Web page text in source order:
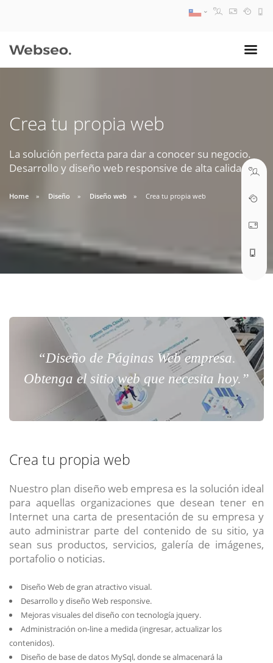
Crea tu propia web
La solución perfecta para dar a conocer su negocio.
Desarrollo y diseño web responsive de alta calidad.
Home Diseño Diseño web Crea tu propia web
“Diseño de Páginas Web empresa.
Obtenga el sitio web que necesita hoy.”
Crea tu propia web
Nuestro plan diseño web empresa es la solución ideal
para aquellas organizaciones que desean tener en
Internet una carta de presentación de su empresa y
auto administrar parte del contenido de su sitio, ya
sean sus productos, servicios, galería de imágenes,
portafolio o noticias.
Diseño Web de gran atractivo visual.
Desarrollo y diseño Web responsive.
Mejoras visuales del diseño con tecnología jquery.
Administración on-line a medida (ingresar, actualizar los
contenidos).
Diseño de base de datos MySql, donde se almacenará la
09:30 AM A 18:30 PM
soporte@webseo.cl